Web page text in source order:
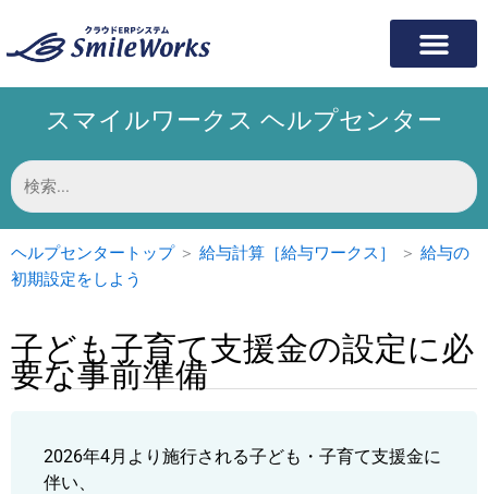
ス
プ
スマイルワークス ヘルプセンター
検
索
対
象:
ヘルプセンタートップ＞ 給与計算［給与ワークス］ ＞ 給与の
初期設定をしよう
子ども子育て支援金の設定に必
要な事前準備
2026年4月より施行される子ども・子育て支援金に
伴い、